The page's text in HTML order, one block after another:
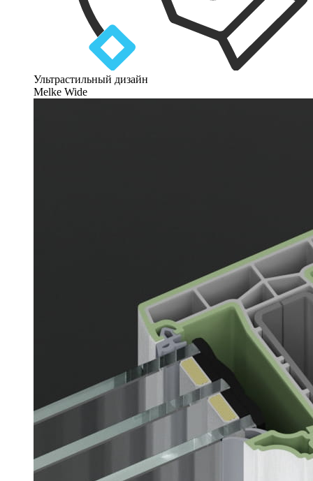
Ультрастильный дизайн
Melke Wide